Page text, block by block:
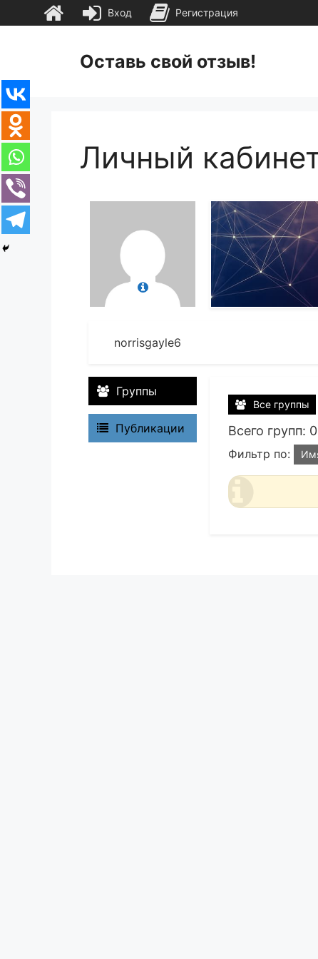
содержимомуОставь свой отзыв!
Личный
norrisgayle6
Группы
Публикации
Все группы
Всего групп: 0
Фильтр по:
Вход Регистрация